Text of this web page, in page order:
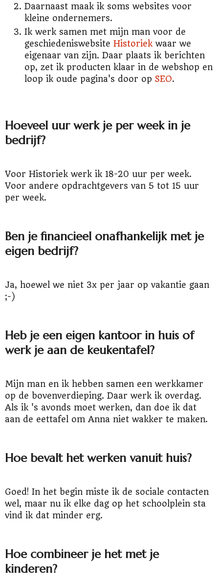
Daarnaast maak ik soms websites voor
kleine ondernemers.
Ik werk samen met mijn man voor de
geschiedeniswebsite Historiekwaar we
eigenaar van zijn. Daar plaats ik berichten
op, zet ik producten klaar in de webshop en
loop ik oude pagina's door op SEO.
Hoeveel uur werk je per week in je
bedrijf?
Voor Historiek werk ik 18-20 uur per week.
Voor andere opdrachtgevers van 5 tot 15 uur
per week.
Ben je financieel onafhankelijk met je
eigen bedrijf?
Ja, hoewel we niet 3x per jaar op vakantie gaan
;-)
Heb je een eigen kantoor in huis of
werk je aan de keukentafel?
Mijn man en ik hebben samen een werkkamer
op de bovenverdieping. Daar werk ik overdag.
Als ik 's avonds moet werken, dan doe ik dat
aan de eettafel om Anna niet wakker te maken.
Hoe bevalt het werken vanuit huis?
Goed! In het begin miste ik de sociale contacten
wel, maar nu ik elke dag op het schoolplein sta
vind ik dat minder erg.
Hoe combineer je het met je
kinderen?